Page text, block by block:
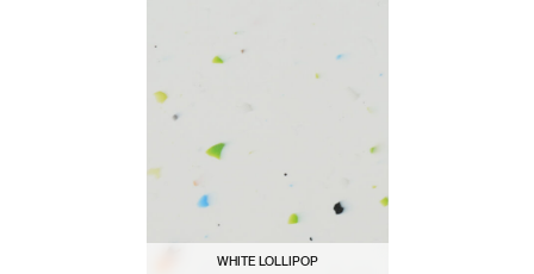
WHITE LOLLIPOP